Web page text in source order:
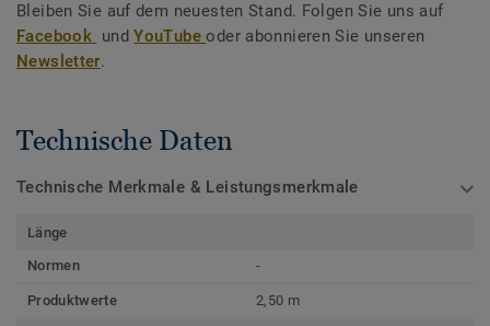
Bleiben Sie auf dem neuesten Stand. Folgen Sie uns auf
Facebook undYouTubeoder abonnieren Sie unseren
Newsletter.
Technische Daten
Technische Merkmale & Leistungsmerkmale
Länge
Normen
-
Produktwerte 2,50 m